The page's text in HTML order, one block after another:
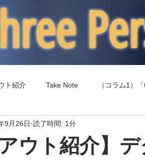
ト紹介 Take Note （コラム1）
（コラム4）食事（エネルギー摂取）
ウト紹介】
9月26日 読了時間: 1分